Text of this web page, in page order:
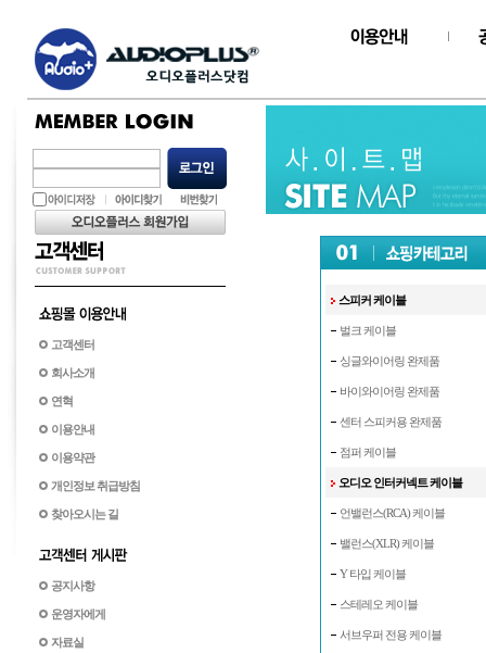
고객센터
회사소개
연혁
이용안내
이용약관
개인정보 취급방침
찾아오시는 길
공지사항
운영자에게
자료실
스피커 케이블
벌크 케이블
싱글와이어링 완제품
바이와이어링 완제품
센터 스피커용 완제품
점퍼 케이블
오디오 인터커넥트 케이블
언밸런스(RCA) 케이블
밸런스(XLR) 케이블
Y 타입 케이블
스테레오 케이블
서브우퍼 전용 케이블